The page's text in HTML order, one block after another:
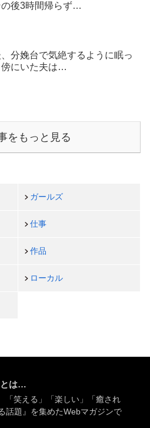
の後3時間帰らず…
分娩台で気絶するように眠っ
傍にいた夫は…
をもっと見る
ガールズ
仕事
作品
ローカル
とは…
「笑える」「楽しい」「癒され
話題』を集めたWebマガジンで